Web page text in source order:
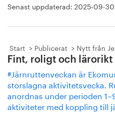
Senast uppdaterad: 2025-09-30
Start Publicerat Nytt från
Fint, roligt och
#Järnruttenveckan är
storslagna aktivitetsvecka.
anordnas under perioden
aktiviteter med koppling till